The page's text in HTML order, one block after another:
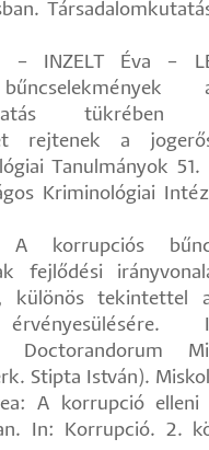
– INZELT Éva –
rejtenek a
Tanulmányok 51.
Kriminológiai
korrupciós
fejlődési
különös tekintettel
Doctorandorum
Stipta István).
A korrupció
In: Korrupció. 2.